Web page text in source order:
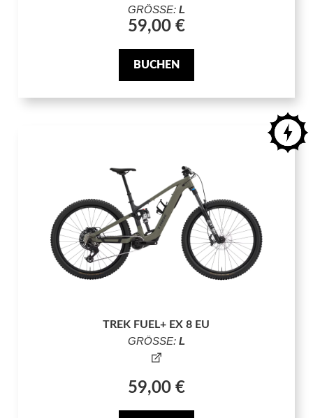
GRÖSSE: L
59,00 €
BUCHEN
TREK FUEL+ EX 8 EU
GRÖSSE: L
59,00 €